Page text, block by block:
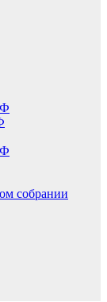
собрании